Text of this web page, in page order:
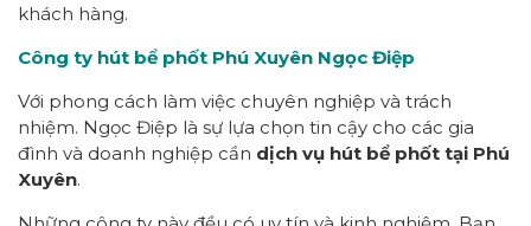
khách hàng.
Công ty hút bể phốt Phú Xuyên Ngọc Điệp
Với phong cách làm việc chuyên nghiệp và trách
nhiệm. Ngọc Điệp là sự lựa chọn tin cậy cho các gia
đình và doanh nghiệp cần dịch vụ hút bể phốt tại Phú
Xuyên.